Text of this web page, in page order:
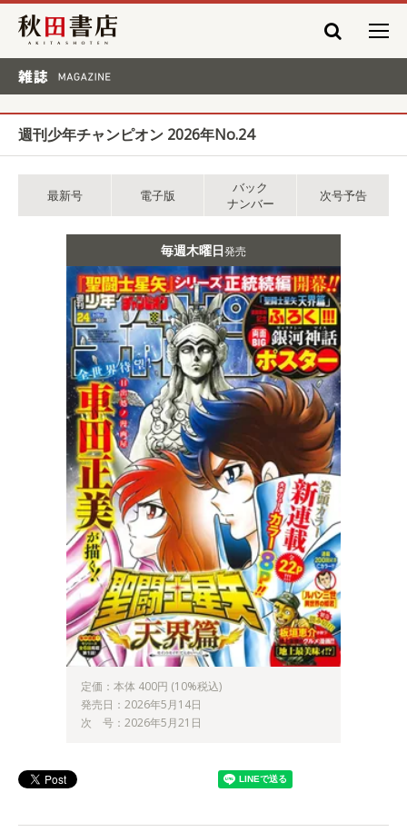
秋田書店
週刊少年チャンピオン 2026年No.24
最新号 電子版
バック
ナンバー
次号予告
毎週木曜日発売
定価：本体 400円 (10%税込)
発売日：2026年5月14日
次 号：2026年5月21日